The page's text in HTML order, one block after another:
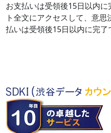
お支払いは受領後15日以内に
ト全文にアクセスして、意
払いは受領後15日以内に完了